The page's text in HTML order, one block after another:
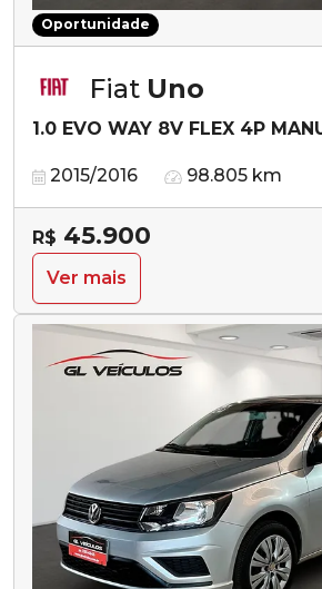
Oportunidade
Fiat Uno
1.0 EVO WAY 8V FLEX 4P
2015/2016 98.805 km
R$ 45.900
Ver mais